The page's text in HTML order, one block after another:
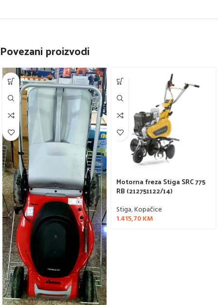
Povezani proizvodi
Motorna freza Stiga SRC 775
RB (212751122/14)
Stiga,Kopačice
1.415,70KM